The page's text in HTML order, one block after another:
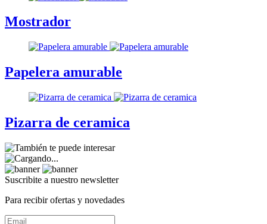
Mostrador
Papelera amurable
Pizarra de ceramica
Suscribite a nuestro newsletter
Para recibir ofertas y novedades